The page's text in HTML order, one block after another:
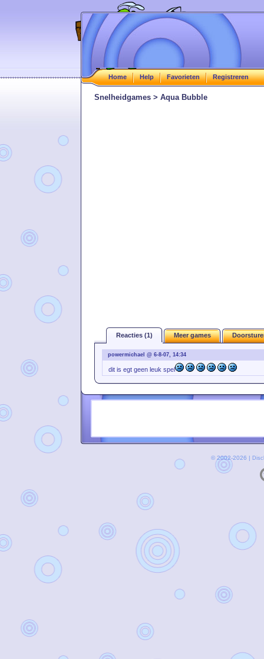
Home Help Favorieten Registreren
Snelheidgames > Aqua Bubble
Reacties (1) Meer games
powermichael @ 6-8-07, 14:34
dit is egt geen leuk spel
© 2002-2026 |